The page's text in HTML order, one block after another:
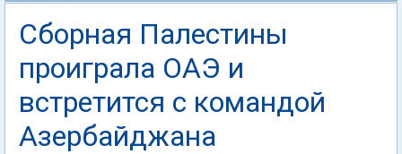
Сборная Палестины
проиграла ОАЭ и
встретится с командой
Азербайджана